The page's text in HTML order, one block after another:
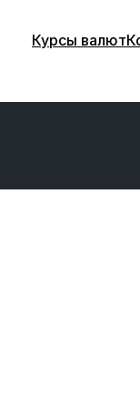
Курсы валют